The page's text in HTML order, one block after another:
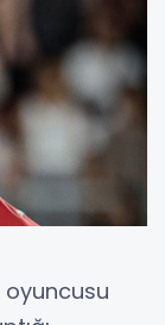
oyuncusu